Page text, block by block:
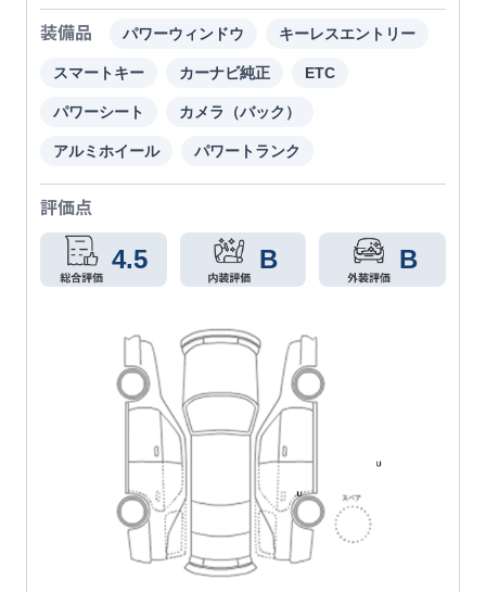
装備品 パワーウィンドウ キーレスエントリー
スマートキー カーナビ純正 ETC
パワーシート カメラ（バック）
アルミホイール パワートランク
評価点
4.5 B B